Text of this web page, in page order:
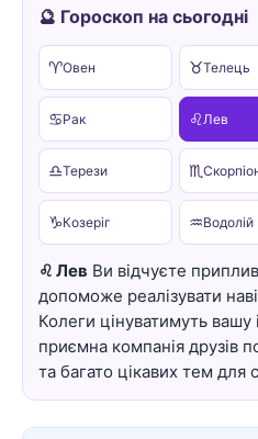
🔮 Гороскоп на сьогодні
♈Овен ♉Телець
♋Рак ♌ Лев
♎Терези ♏
♑Козеріг ♒Водолій
♌ Лев Ви відчуєте
допоможе реалізувати
Колеги цінуватимуть вашу
приємна компанія друзів
та багато цікавих тем для